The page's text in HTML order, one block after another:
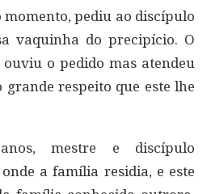
pediu ao discípulo
vaquinha do precipício. O
o pedido mas atendeu
grande respeito que este lhe
mestre e discípulo
a família residia, e este